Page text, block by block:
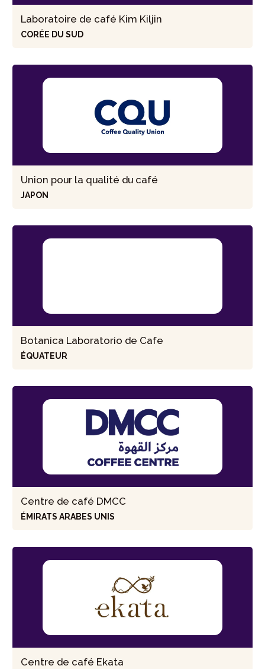
Laboratoire de café Kim Kiljin
CORÉE DU SUD
Union pour la qualité du café
JAPON
Botanica Laboratorio de Cafe
ÉQUATEUR
Centre de café DMCC
ÉMIRATS ARABES UNIS
Centre de café Ekata